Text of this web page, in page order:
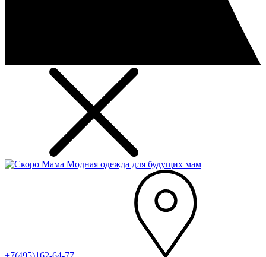
Модная одежда для будущих мам